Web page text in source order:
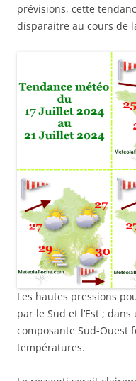
prévisions, cette
disparaitre au cours de
Les hautes pressions
par le Sud et l’Est ;
composante Sud-Ouest
températures.